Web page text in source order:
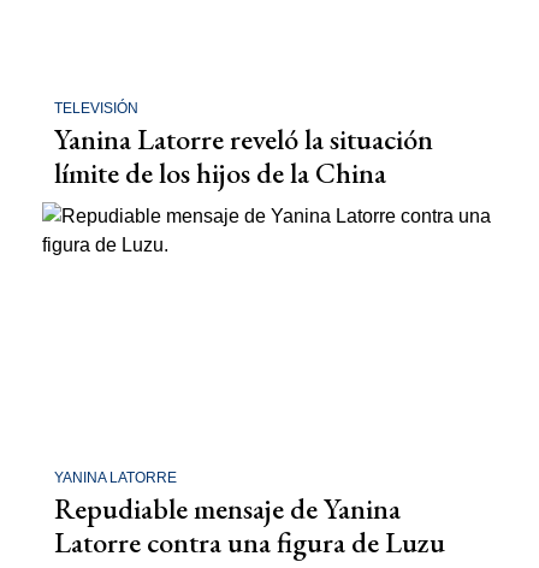
TELEVISIÓN
Yanina Latorre reveló la situación
límite de los hijos de la China
YANINA LATORRE
Repudiable mensaje de Yanina
Latorre contra una figura de Luzu